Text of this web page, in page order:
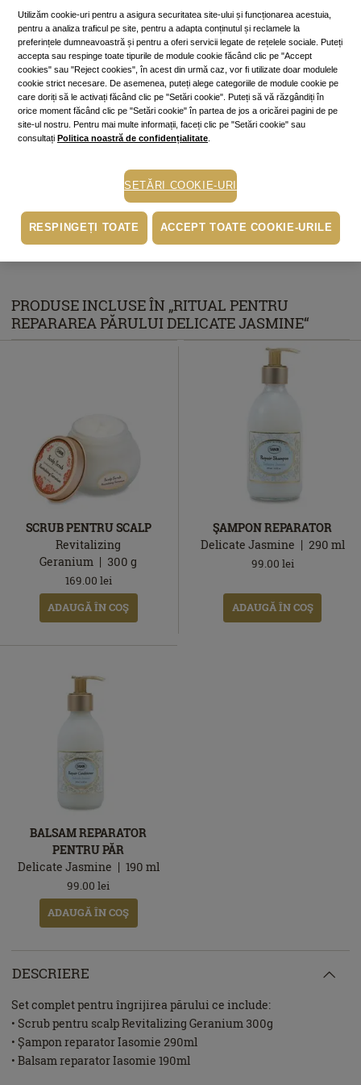
ADAUGĂ ÎN COŞ
Cumperi acum, plătești mai târziu
Până la 6 rate fără dobândă
În funcție de cardul tău de credit, poți plăti în până la 6 rate alegând
varianta potrivită direct pe pagina procesatorului de plăți PayU.
Află mai
mult
Ridicare gratuită din magazine
Livrare prin curier: 15 lei (GRATIS pentru comenzi peste 230 lei)
PRODUSE INCLUSE ÎN „RITUAL PENTRU
REPARAREA PĂRULUI DELICATE JASMINE“
SCRUB PENTRU SCALP
Revitalizing
Geranium
300g
169.00 lei
ADAUGĂ ÎN COŞ
ŞAMPON REPARATOR
Delicate Jasmine
290 ml
99.00 lei
ADAUGĂ ÎN COŞ
BALSAM REPARATOR
PENTRU PĂR
Delicate Jasmine
190 ml
99.00 lei
ADAUGĂ ÎN COŞ
DESCRIERE
Set complet pentru îngrijirea părului ce include:
• Scrub pentru scalp Revitalizing Geranium 300g
• Șampon reparator Iasomie 290ml
• Balsam reparator Iasomie 190ml
Utilizăm cookie-uri pentru a asigura securitatea site-ului și funcționarea acestuia,
pentru a analiza traficul pe site, pentru a adapta conținutul și reclamele la
preferințele dumneavoastră și pentru a oferi servicii legate de rețelele sociale. Puteți
accepta sau respinge toate tipurile de module cookie făcând clic pe "Accept
cookies" sau "Reject cookies", în acest din urmă caz, vor fi utilizate doar modulele
cookie strict necesare. De asemenea, puteți alege categoriile de module cookie pe
care doriți să le activați făcând clic pe "Setări cookie". Puteți să vă răzgândiți în
orice moment făcând clic pe "Setări cookie" în partea de jos a oricărei pagini de pe
site-ul nostru. Pentru mai multe informații, faceți clic pe "Setări cookie" sau
consultați Politica noastră de confidențialitate
SETĂRI COOKIE-URI
RESPINGEȚI TOATE ACCEPT TOATE COOKIE-URILE